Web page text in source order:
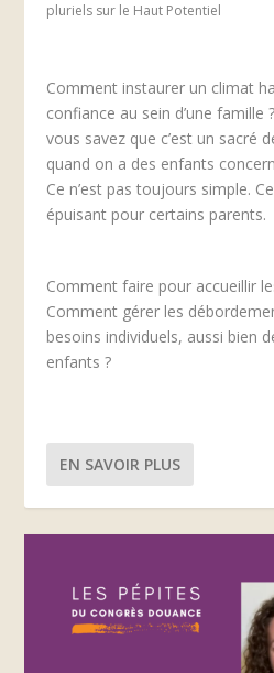
pluriels sur le Haut Potentiel
Comment instaurer un climat
confiance au sein d’une famille
vous savez que c’est un sacré
quand on a des enfants
Ce n’est pas toujours simple.
épuisant pour certains parents.
Comment faire pour accueillir
Comment gérer les
besoins individuels, aussi bien
enfants ?
EN SAVOIR PLUS